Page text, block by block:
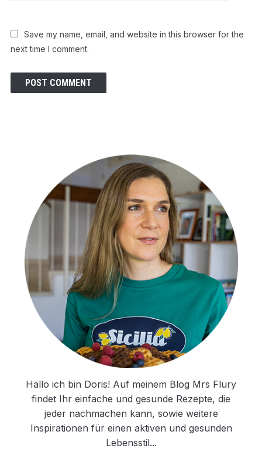
Save my name, email, and website in this browser for the
next time I comment.
Hallo ich bin Doris! Auf meinem Blog Mrs Flury
findet Ihr einfache und gesunde Rezepte, die
jeder nachmachen kann, sowie weitere
Inspirationen für einen aktiven und gesunden
Lebensstil...